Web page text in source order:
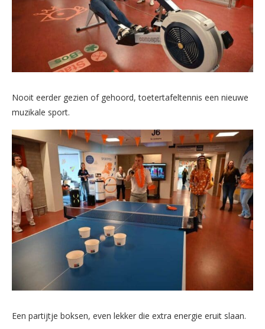
Nooit eerder gezien of gehoord, toetertafeltennis een nieuwe
muzikale sport.
Een partijtje boksen, even lekker die extra energie eruit slaan.